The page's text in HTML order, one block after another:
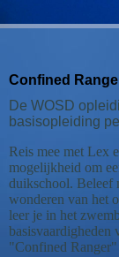
Confined
De WOSD
basisopleiding
Reis mee met Lex
mogelijkheid om
duikschool. Beleef
wonderen van het
leer je in het
basisvaardigheden
"Confined Ranger"